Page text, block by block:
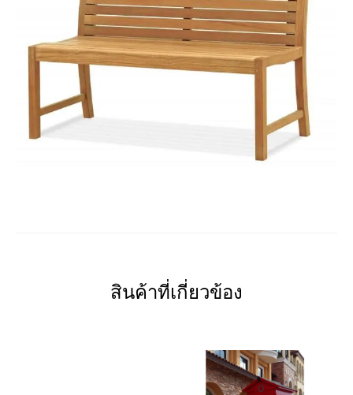
สินค้าที่เกี่ยวข้อง